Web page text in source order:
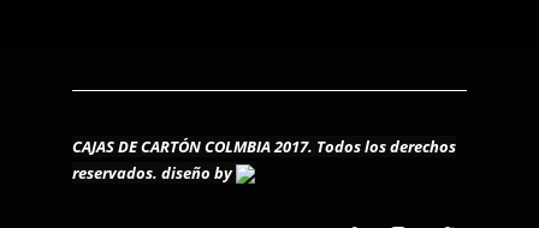
CAJAS DE CARTÓN COLMBIA 2017. Todos los derechos
reservados. diseño by